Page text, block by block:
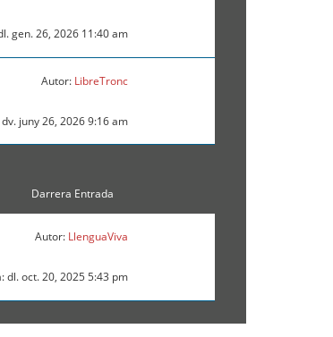
gen. 26, 2026 11:40 am
Autor: LibreTronc
juny 26, 2026 9:16 am
Darrera Entrada
Autor: LlenguaViva
dl. oct. 20, 2025 5:43 pm